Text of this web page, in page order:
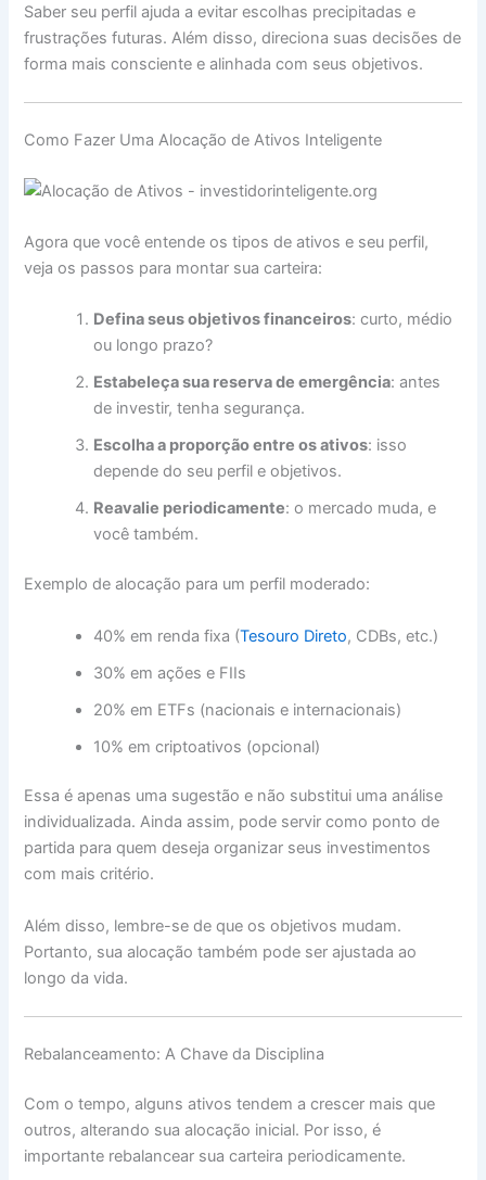
Saber seu perfil ajuda a evitar escolhas precipitadas e
frustrações futuras. Além disso, direciona suas decisões de
forma mais consciente e alinhada com seus objetivos.
Como Fazer Uma Alocação de Ativos Inteligente
Agora que você entende os tipos de ativos e seu perfil,
veja os passos para montar sua carteira:
Defina seus objetivos financeiros: curto, médio
ou longo prazo?
Estabeleça sua reserva de emergência: antes
de investir, tenha segurança.
Escolha a proporção entre os ativos: isso
depende do seu perfil e objetivos.
Reavalie periodicamente: o mercado muda, e
você também.
Exemplo de alocação para um perfil moderado:
40% em renda fixa (Tesouro Direto, CDBs, etc.)
30% em ações e FIIs
20% em ETFs (nacionais e internacionais)
10% em criptoativos (opcional)
Essa é apenas uma sugestão e não substitui uma análise
individualizada. Ainda assim, pode servir como ponto de
partida para quem deseja organizar seus investimentos
com mais critério.
Além disso, lembre-se de que os objetivos mudam.
Portanto, sua alocação também pode ser ajustada ao
longo da vida.
Rebalanceamento: A Chave da Disciplina
Com o tempo, alguns ativos tendem a crescer mais que
outros, alterando sua alocação inicial. Por isso, é
importante rebalancear sua carteira periodicamente.